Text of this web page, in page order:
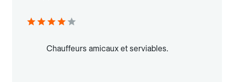
Chauffeurs amicaux et serviables.